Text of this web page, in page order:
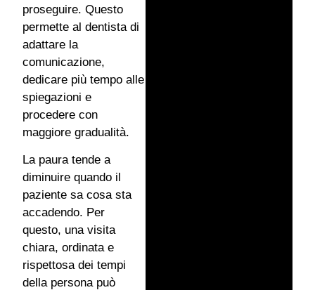
proseguire. Questo
permette al dentista di
adattare la
comunicazione,
dedicare più tempo alle
spiegazioni e
procedere con
maggiore gradualità.
La paura tende a
diminuire quando il
paziente sa cosa sta
accadendo. Per
questo, una visita
chiara, ordinata e
rispettosa dei tempi
della persona può